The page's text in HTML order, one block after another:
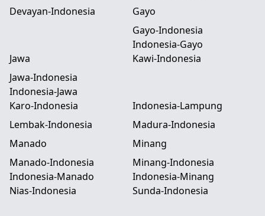
Devayan-Indonesia
Gayo
Gayo-Indonesia
Indonesia-Gayo
Jawa
Jawa-Indonesia
Indonesia-Jawa
Kawi-Indonesia
Karo-Indonesia
Indonesia-Lampung
Lembak-Indonesia
Madura-Indonesia
Manado
Manado-Indonesia
Indonesia-Manado
Minang
Minang-Indonesia
Indonesia-Minang
Nias-Indonesia
Sunda-Indonesia